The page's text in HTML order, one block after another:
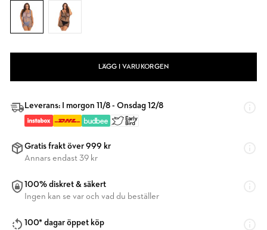
LÄGG I VARUKORGEN
Leverans: I morgon 11/8 - Onsdag 12/8
Gratis frakt över 999 kr
Annars endast 39 kr
100% diskret & säkert
Ingen kan se var och vad du beställer
100* dagar öppet köp